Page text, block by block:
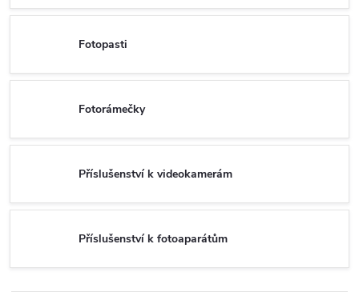
Fotopasti
Fotorámečky
Příslušenství k videokamerám
Příslušenství k fotoaparátům